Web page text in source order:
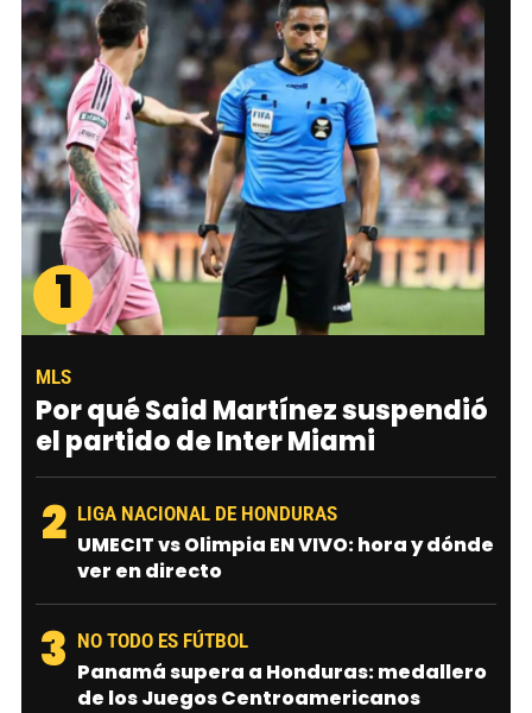
1
MLS
Por qué Said Martínez suspendió
el partido de Inter Miami
2 LIGA NACIONAL DE HONDURAS
UMECIT vs Olimpia EN VIVO: hora y dónde
ver en directo
3 NO TODO ES FÚTBOL
Panamá supera a Honduras: medallero
de los Juegos Centroamericanos